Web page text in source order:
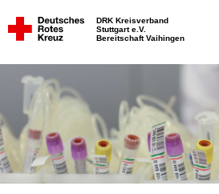
DRK Kreisverband
Stuttgart e.V.
Bereitschaft Vaihingen